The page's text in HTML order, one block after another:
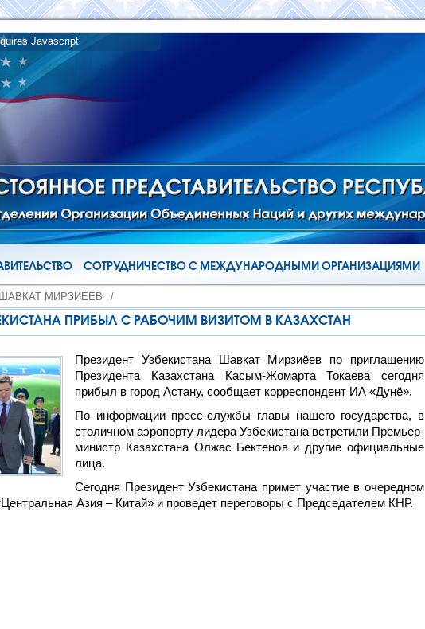
СОТРУДНИЧЕСТВО С МЕЖДУНАРОДНЫМИ ОРГАНИЗАЦИЯМИ
ШАВКАТ МИРЗИЁЕВ /
ПРИБЫЛ С РАБОЧИМ ВИЗИТОМ В КАЗАХСТАН
Президент Узбекистана Шавкат Мирзиёев по приглашению
Президента Казахстана Касым-Жомарта Токаева сегодня
прибыл в город Астану, сообщает корреспондент ИА «Дунё».
По информации пресс-службы главы нашего государства, в
столичном аэропорту лидера Узбекистана встретили Премьер-
министр Казахстана Олжас Бектенов и другие официальные
лица.
Сегодня Президент Узбекистана примет участие в очередном
Азия – Китай» и проведет переговоры с Председателем КНР.